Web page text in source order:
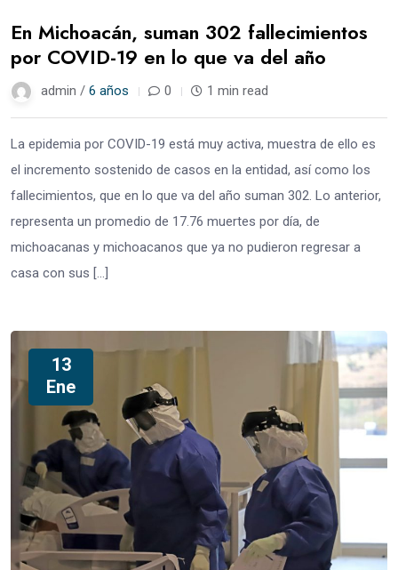
En Michoacán, suman 302 fallecimientos
por COVID-19 en lo que va del año
admin / 6 años 0 1 min read
La epidemia por COVID-19 está muy activa, muestra de ello es
el incremento sostenido de casos en la entidad, así como los
fallecimientos, que en lo que va del año suman 302. Lo anterior,
representa un promedio de 17.76 muertes por día, de
michoacanas y michoacanos que ya no pudieron regresar a
casa con sus […]
13
Ene